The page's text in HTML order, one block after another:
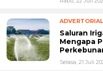
ADVERTORIAL
Saluran
Mengapa
Selasa, 21 Juli